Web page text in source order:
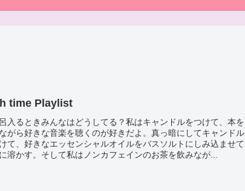
time Playlist
入るときみんなはどうしてる？私はキャンドルをつけて、本を
がら好きな音楽を聴くのが好きだよ。真っ暗にしてキャンドル
て、好きなエッセンシャルオイルをバスソルトにしみ込ませて
溶かす。そして私はノンカフェインのお茶を飲みなが...